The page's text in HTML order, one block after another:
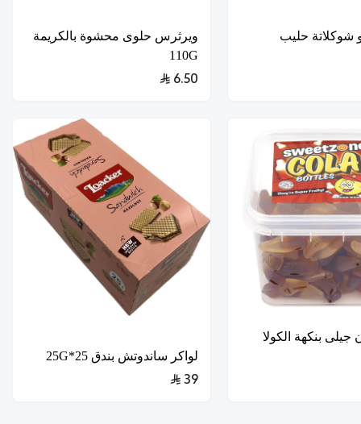
شوكلاتة حليب
ويرثرس حلوى محشوة بالكريمة
110G
6.50
بنكهة الكولا
لواكر ساندوتش بندق 25*25G
39